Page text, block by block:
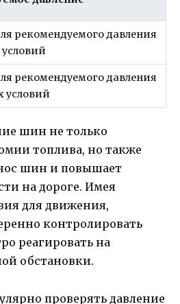
рекомендуемого давления
рекомендуемого давления
условий
шин не только
топлива, но также
шин и повышает
на дороге. Имея
для движения,
контролировать
реагировать на
обстановки.
проверять давление